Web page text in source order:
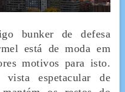
bunker de defesa
está de moda em
motivos para isto.
espetacular de